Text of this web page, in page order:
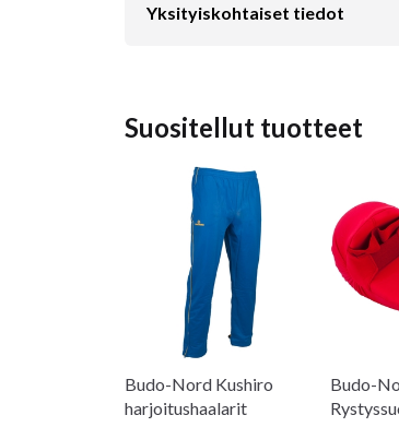
Yksityiskohtaiset tiedot
Suositellut tuotteet
Budo-Nord Kushiro
harjoitushaalarit
Budo-